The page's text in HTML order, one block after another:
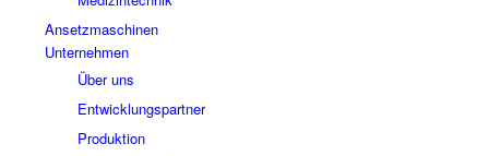
Ansetzmaschinen
Unternehmen
Über uns
Entwicklungspartner
Produktion